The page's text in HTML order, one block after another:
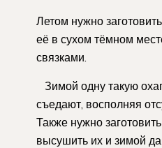
Летом нужно
её в сухом тёмном
связками.
Зимой одну такую
съедают, восполняя
Также нужно
высушить их и зимой